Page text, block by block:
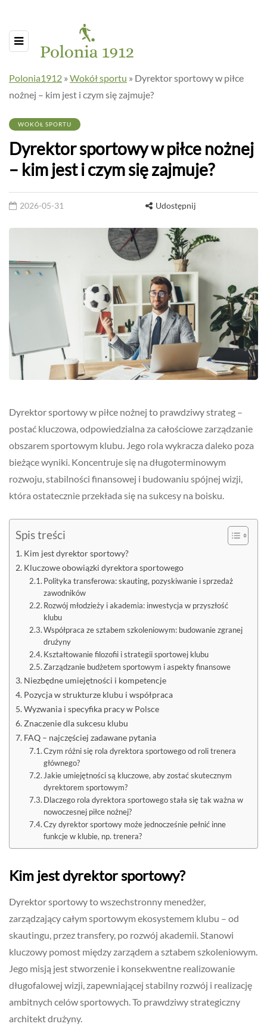
Polonia1912 » Wokół sportu » Dyrektor sportowy w piłce
nożnej – kim jest i czym się zajmuje?
WOKÓŁ SPORTU
Dyrektor sportowy w piłce nożnej
– kim jest i czym się zajmuje?
2026-05-31 Udostępnij
Dyrektor sportowy w piłce nożnej to prawdziwy strateg –
postać kluczowa, odpowiedzialna za całościowe zarządzanie
obszarem sportowym klubu. Jego rola wykracza daleko poza
bieżące wyniki. Koncentruje się na długoterminowym
rozwoju, stabilności finansowej i budowaniu spójnej wizji,
która ostatecznie przekłada się na sukcesy na boisku.
Spis treści
Kim jest dyrektor sportowy?
Kluczowe obowiązki dyrektora sportowego
Polityka transferowa: skauting, pozyskiwanie i sprzedaż
zawodników
Rozwój młodzieży i akademia: inwestycja w przyszłość
klubu
Współpraca ze sztabem szkoleniowym: budowanie zgranej
drużyny
Kształtowanie filozofii i strategii sportowej klubu
Zarządzanie budżetem sportowym i aspekty finansowe
Niezbędne umiejętności i kompetencje
Pozycja w strukturze klubu i współpraca
Wyzwania i specyfika pracy w Polsce
Znaczenie dla sukcesu klubu
FAQ – najczęściej zadawane pytania
Czym różni się rola dyrektora sportowego od roli trenera
głównego?
Jakie umiejętności są kluczowe, aby zostać skutecznym
dyrektorem sportowym?
Dlaczego rola dyrektora sportowego stała się tak ważna w
nowoczesnej piłce nożnej?
Czy dyrektor sportowy może jednocześnie pełnić inne
funkcje w klubie, np. trenera?
Kim jest dyrektor sportowy?
Dyrektor sportowy to wszechstronny menedżer,
zarządzający całym sportowym ekosystemem klubu – od
skautingu, przez transfery, po rozwój akademii. Stanowi
kluczowy pomost między zarządem a sztabem szkoleniowym.
Jego misją jest stworzenie i konsekwentne realizowanie
długofalowej wizji, zapewniającej stabilny rozwój i realizację
ambitnych celów sportowych. To prawdziwy strategiczny
architekt drużyny.